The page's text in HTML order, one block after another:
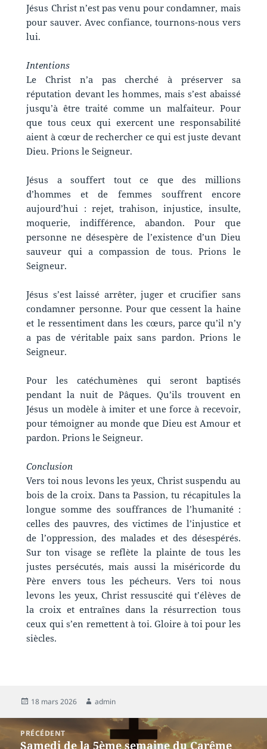
Jésus Christ n’est pas venu pour condamner, mais
pour sauver. Avec confiance, tournons-nous vers
lui.
Intentions
Le Christ n’a pas cherché à préserver sa
réputation devant les hommes, mais s’est abaissé
jusqu’à être traité comme un malfaiteur. Pour
que tous ceux qui exercent une responsabilité
aient à cœur de rechercher ce qui est juste devant
Dieu. Prions le Seigneur.
Jésus a souffert tout ce que des millions
d’hommes et de femmes souffrent encore
aujourd’hui : rejet, trahison, injustice, insulte,
moquerie, indifférence, abandon. Pour que
personne ne désespère de l’existence d’un Dieu
sauveur qui a compassion de tous. Prions le
Seigneur.
Jésus s’est laissé arrêter, juger et crucifier sans
condamner personne. Pour que cessent la haine
et le ressentiment dans les cœurs, parce qu’il n’y
a pas de véritable paix sans pardon. Prions le
Seigneur.
Pour les catéchumènes qui seront baptisés
pendant la nuit de Pâques. Qu’ils trouvent en
Jésus un modèle à imiter et une force à recevoir,
pour témoigner au monde que Dieu est Amour et
pardon. Prions le Seigneur.
Conclusion
Vers toi nous levons les yeux, Christ suspendu au
bois de la croix. Dans ta Passion, tu récapitules la
longue somme des souffrances de l’humanité :
celles des pauvres, des victimes de l’injustice et
de l’oppression, des malades et des désespérés.
Sur ton visage se reflète la plainte de tous les
justes persécutés, mais aussi la miséricorde du
Père envers tous les pécheurs. Vers toi nous
levons les yeux, Christ ressuscité qui t’élèves de
la croix et entraînes dans la résurrection tous
ceux qui s’en remettent à toi. Gloire à toi pour les
siècles.
18 mars 2026 admin
PRÉCÉDENT
Samedi de la 5ème semaine du Carême